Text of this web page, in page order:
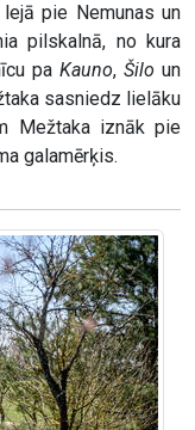
pie Nemunas un
pilskalnā, no kura
paKauno,Šilo un
sasniedz lielāku
Mežtaka iznāk pie
galamērķis.